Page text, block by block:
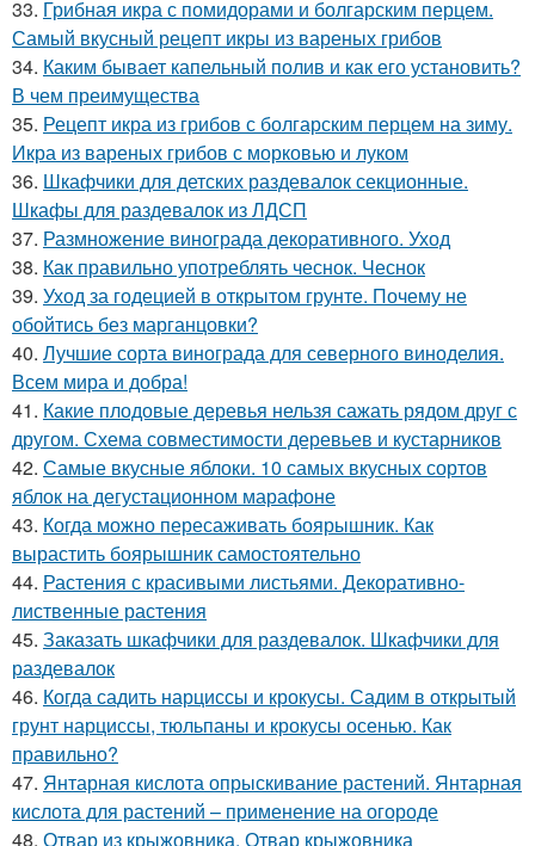
33. Грибная икра с помидорами и болгарским перцем.
Самый вкусный рецепт икры из вареных грибов
34. Каким бывает капельный полив и как его установить?
В чем преимущества
35. Рецепт икра из грибов с болгарским перцем на зиму.
Икра из вареных грибов с морковью и луком
36. Шкафчики для детских раздевалок секционные.
Шкафы для раздевалок из ЛДСП
37. Размножение винограда декоративного. Уход
38. Как правильно употреблять чеснок. Чеснок
39. Уход за годецией в открытом грунте. Почему не
обойтись без марганцовки?
40. Лучшие сорта винограда для северного виноделия.
Всем мира и добра!
41. Какие плодовые деревья нельзя сажать рядом друг с
другом. Схема совместимости деревьев и кустарников
42. Самые вкусные яблоки. 10 самых вкусных сортов
яблок на дегустационном марафоне
43. Когда можно пересаживать боярышник. Как
вырастить боярышник самостоятельно
44. Растения с красивыми листьями. Декоративно-
лиственные растения
45. Заказать шкафчики для раздевалок. Шкафчики для
раздевалок
46. Когда садить нарциссы и крокусы. Садим в открытый
грунт нарциссы, тюльпаны и крокусы осенью. Как
правильно?
47. Янтарная кислота опрыскивание растений. Янтарная
кислота для растений – применение на огороде
48. Отвар из крыжовника. Отвар крыжовника